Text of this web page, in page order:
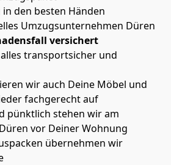
in den besten Händen
Umzugsunternehmen Düren
versichert
transportsicher und
wir auch Deine Möbel und
fachgerecht auf
pünktlich stehen wir am
vor Deiner Wohnung
übernehmen wir